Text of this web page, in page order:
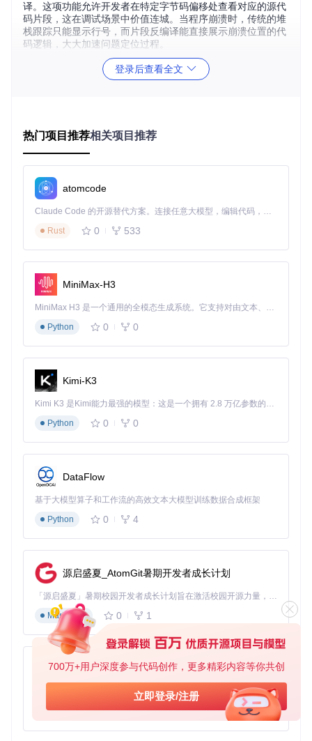
700万+用户深度参与代码创作，更多精彩内容等你共创
立即登录/注册
译。这项功能允许开发者在特定字节码偏移处查看对应的源代
码片段，这在调试场景中价值连城。当程序崩溃时，传统的堆
栈跟踪只能显示行号，而片段反编译能直接展示崩溃位置的代
码逻辑，大大加速问题定位过程。
时间轴上的突破：24年Python版本支持之路
扩展核心功能 2008年 - Python 3.0：实现跨版本架构 2015年
- Python 3.5：优化异步代码处理 2019年 - Python 3.8：支持
海象运算符等新特性
这一时间轴背后，是开发者对每个Python版本字节码特性的深
入理解和针对性适配。
准备工作：确保你的系统已安装Python环境
安装工具：
用）
创建测试文件： echo "print('Hello, Python反编
完成这5个步骤，你将看到字节码被完美还原为原始Python代
码。
侦探破案式解析：Python-uncompyle6的工作原理
案发现场勘查（加载字节码）：工具首先读取.pyc文件，
解析出其中的字节码序列。
线索收集（指令分析）：将字节码指令分解为可理解的操
作，如LOAD_NAME、CALL_FUNCTION等。
证据拼接（构建AST）：AST抽象语法树（可理解为代码
结构化的语法树。
逻辑推理（语义分析）：通过分析语法树节点之间的关
系，还原代码的控制流和数据流。
案情重现（源代码生成）：最后将语法树转换为人类可读
的Python代码。
你会如何应用？实战场景思考
场景A：收到一个没有源代码的Python应用，需要修改其中
场景B：调试时遇到一个只提供.pyc文件的第三方库错误
登录后查看全文
热门项目推荐相关项目推荐
atomcode
Claude Code 的开源替代方案。连接任意大模型，编辑代码，运行命令，自动验证 — 全自动执行。用 Rust 构建，极致性能。 ｜ An open-source alternative to Claude Code. Connect any LLM, edit code, run commands, and verify changes — autonomously. Built in Rust for speed. Get Started
Rust
0 533
MiniMax-H3
MiniMax H3 是一个通用的全模态生成系统。它支持对由文本、图像、视频和音频组成的多模态上下文进行统一理解，并能生成分辨率高达 2K、时长可达 15 秒的带原生立体声音频的视频。得益于面向任务泛化的系统设计，H3 在预训练阶段就已具备广泛的多模态上下文理解与生成能力，能够出色地执行复杂的多模态指令。
Python
0 0
Kimi-K3
Kimi K3 是Kimi能力最强的模型：这是一个拥有 2.8 万亿参数的混合专家（MoE）模型，具备原生视觉理解能力，并支持 100 万 token 的上下文窗口。
Python
0 0
DataFlow
基于大模型算子和工作流的高效文本大模型训练数据合成框架
Python
0 4
源启盛夏_AtomGit暑期开发者成长计划
「源启盛夏」暑期校园开发者成长计划旨在激活校园开源力量，通过积分激励、认证扶持、资源倾斜等形式，引导高校组织和开发者完成「入驻 — 建项目 — 做贡献 — 获认证 — 得资源」的完整闭环。无论你是想带领社团入驻平台的组织者，还是希望用代码贡献证明自己的开发者，都能在这里找到属于你的成长路径。
Markdown
0 1
py-xiaozhi
基于Python的Xiaozhi AI，适用于想要完整Xiaozhi体验而无需拥有专用硬件的用户。
Python
0 1